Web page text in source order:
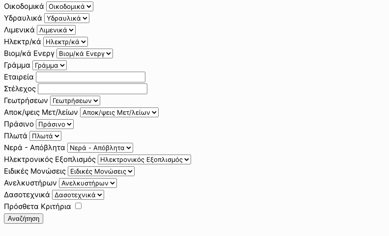
Οικοδομικά
Υδραυλικά
Λιμενικά
Ηλεκτρ/κά
Βιομ/κά Ενεργ
Γράμμα
Εταιρεία
Στέλεχος
Γεωτρήσεων
Αποκ/ψεις Μετ/λείων
Πράσινο
Πλωτά
Νερά - Απόβλητα
Ηλεκτρονικός Εξοπλισμός
Ειδικές Μονώσεις
Ανελκυστήρων
Δασοτεχνικά
Πρόσθετα Κριτήρια
Αναζήτηση